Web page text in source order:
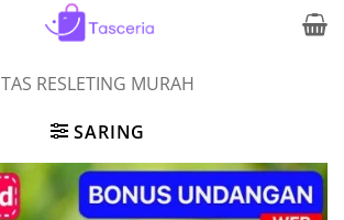
TAS RESLETING MURAH
SARING